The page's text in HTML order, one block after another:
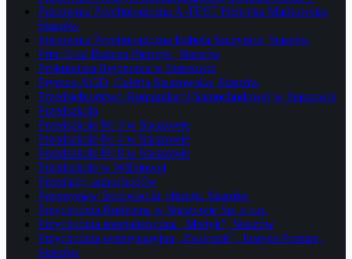
Pracownia Psychologiczna A-TEST Henryka Markowska,
Staszów
Pracownia Psychologiczna Izabela Szczypior, Staszów
Print Graf Bożena Pietrzyk, Staszów
Prokuratura Rejonowa w Staszowie
Prymus-AGD, Galeria Staszowska, Staszów
Przedsiębiorstwo Komunikacji Samochodowej w Staszowie
Przedszkola
Przedszkole Nr 3 w Staszowie
Przedszkole Nr 4 w Staszowie
Przedszkole Nr 8 w Staszowie
Przedszkole w Wiśniowej
Przeglądy samochodów
Przemysław Borowiecki, chirurg, Staszów
Przychodnia Rodzinna w Staszowie Sp. z o.o.
Przychodnia specjalistyczna „Medyk”, Staszów
Przychodnia weterynaryjna „Zwierzak”, Justyna Pomian,
Staszów